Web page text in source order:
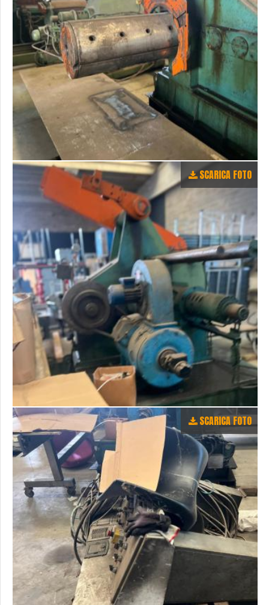
SCARICA FOTO
SCARICA FOTO